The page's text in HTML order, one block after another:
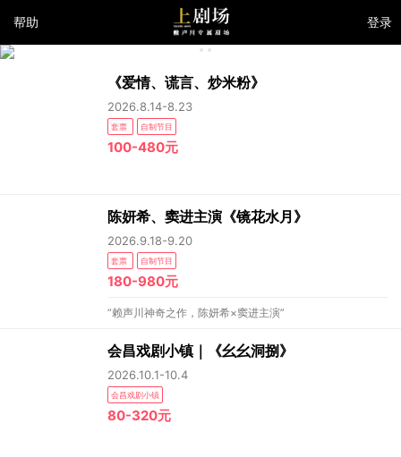
帮助 登录
《爱情、谎言、炒米粉》
2026.8.14-8.23
套票 自制节目
100-480元
陈妍希、窦进主演《镜花水月》
2026.9.18-9.20
套票 自制节目
180-980元
“赖声川神奇之作，陈妍希×窦进主演”
会昌戏剧小镇｜《幺幺洞捌》
2026.10.1-10.4
会昌戏剧小镇
80-320元